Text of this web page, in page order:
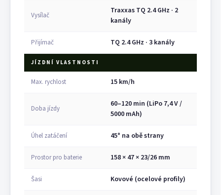
Vysílač
Traxxas TQ 2.4 GHz · 2
kanály
Přijímač TQ 2.4 GHz · 3 kanály
JÍZDNÍ VLASTNOSTI
Max. rychlost 15 km/h
Doba jízdy
60–120 min (LiPo 7,4 V /
5000 mAh)
Úhel zatáčení 45° na obě strany
Prostor pro baterie 158 × 47 × 23/26 mm
Šasi Kovové (ocelové profily)